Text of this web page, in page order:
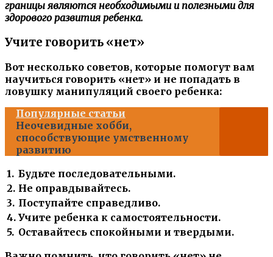
границы являются необходимыми и полезными для
здорового развития ребенка.
Учите говорить «нет»
Вот несколько советов, которые помогут вам
научиться говорить «нет» и не попадать в
ловушку манипуляций своего ребенка:
Популярные статьи
Неочевидные хобби,
способствующие умственному
развитию
1. Будьте последовательными.
2. Не оправдывайтесь.
3. Поступайте справедливо.
4. Учите ребенка к самостоятельности.
5. Оставайтесь спокойными и твердыми.